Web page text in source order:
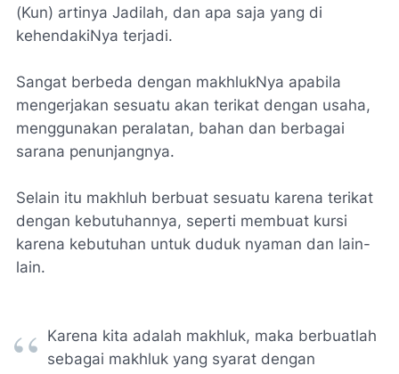
(Kun) artinya Jadilah, dan apa saja yang di
kehendakiNya terjadi.
Sangat berbeda dengan makhlukNya apabila
mengerjakan sesuatu akan terikat dengan usaha,
menggunakan peralatan, bahan dan berbagai
sarana penunjangnya.
Selain itu makhluh berbuat sesuatu karena terikat
dengan kebutuhannya, seperti membuat kursi
karena kebutuhan untuk duduk nyaman dan lain-
lain.
Karena kita adalah makhluk, maka berbuatlah
sebagai makhluk yang syarat dengan